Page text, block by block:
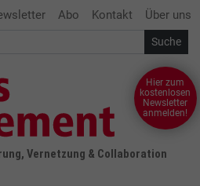
Abo Kontakt Über uns
Vernetzung & Collaboration
Hier zum
kostenlosen
Newsletter
anmelden!